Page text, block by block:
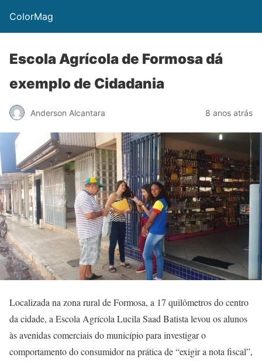
ColorMag
Escola Agrícola de Formosa dá
exemplo de Cidadania
Anderson Alcantara 8 anos atrás
Localizada na zona rural de Formosa, a 17 quilômetros do centro
da cidade, a Escola Agrícola Lucila Saad Batista levou os alunos
às avenidas comerciais do município para investigar o
comportamento do consumidor na prática de “exigir a nota fiscal”,